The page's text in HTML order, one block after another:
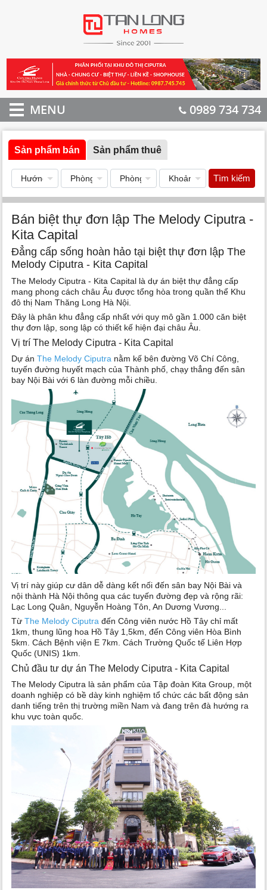
MENU 0989 734 734
Sản phẩm bán Sản phẩm thuê
Tìm kiếm
Bán biệt thự đơn lập The Melody Ciputra -
Kita Capital
Đẳng cấp sống hoàn hảo tại biệt thự đơn lập The
Melody Ciputra - Kita Capital
The Melody Ciputra - Kita Capital là dự án biệt thự đẳng cấp
mang phong cách châu Âu được tổng hòa trong quần thể Khu
đô thị Nam Thăng Long Hà Nội.
Đây là phân khu đẳng cấp nhất với quy mô gần 1.000 căn biệt
thự đơn lập, song lập có thiết kế hiện đại châu Âu.
Vị trí The Melody Ciputra - Kita Capital
Dự ánThe Melody Ciputra nằm kế bên đường Võ Chí Công,
tuyến đường huyết mạch của Thành phố, chạy thẳng đến sân
bay Nội Bài với 6 làn đường mỗi chiều.
Vị trí này giúp cư dân dễ dàng kết nối đến sân bay Nội Bài và
nội thành Hà Nội thông qua các tuyến đường đẹp và rộng rãi:
Lạc Long Quân, Nguyễn Hoàng Tôn, An Dương Vương...
TừThe Melody Ciputra đến Công viên nước Hồ Tây chỉ mất
1km, thung lũng hoa Hồ Tây 1,5km, đến Công viên Hòa Bình
5km. Cách Bệnh viện E 7km. Cách Trường Quốc tế Liên Hợp
Quốc (UNIS) 1km.
Chủ đầu tư dự án The Melody Ciputra - Kita Capital
The Melody Ciputra là sản phẩm của Tập đoàn Kita Group, một
doanh nghiệp có bề dày kinh nghiệm tổ chức các bất động sản
danh tiếng trên thị trường miền Nam và đang trên đà hướng ra
khu vực toàn quốc.